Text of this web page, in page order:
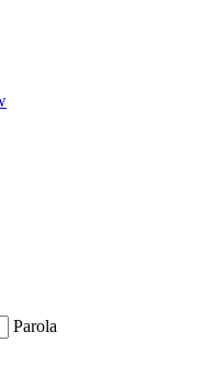
Parola